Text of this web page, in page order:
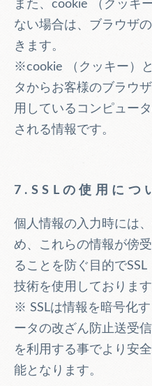
また、cookie （クッキ
ない場合は、ブラウザ
きます。
※cookie （クッキー）
タからお客様のブラウ
用しているコンピュー
される情報です。
7.SSLの使用につ
個人情報の入力時には
め、これらの情報が傍
ることを防ぐ目的でSSL
技術を使用しております
※ SSLは情報を暗号化
ータの改ざん防止送受
を利用する事でより安
能となります。